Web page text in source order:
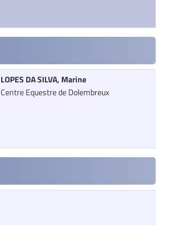
LOPES DA SILVA, Marine
Centre Equestre de Dolembreux